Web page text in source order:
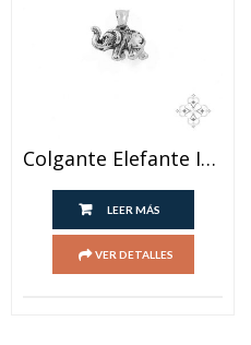
Colgante Elefante Ionizado
LEER MÁS
VER DETALLES